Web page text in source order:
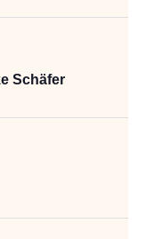
Schäfer